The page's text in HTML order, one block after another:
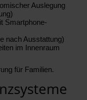
Auslegung
Smartphone-
nach Ausstattung)
im Innenraum
für Familien.